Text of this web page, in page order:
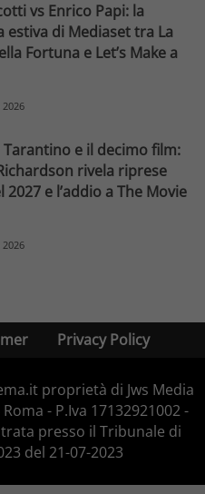
vs Enrico Papi: la
estiva di Mediaset tra La
Fortuna e Let’s Make a
e il decimo film:
rivela riprese
2027 e l’addio a The Movie
Privacy Policy
proprietà di Jws Media
- P.Iva 17132921002 -
presso il Tribunale di
del 21-07-2023